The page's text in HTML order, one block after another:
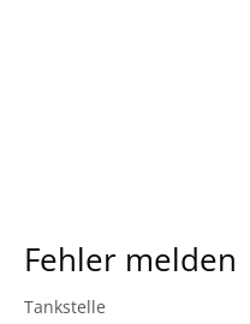
Fehler melden
Tankstelle